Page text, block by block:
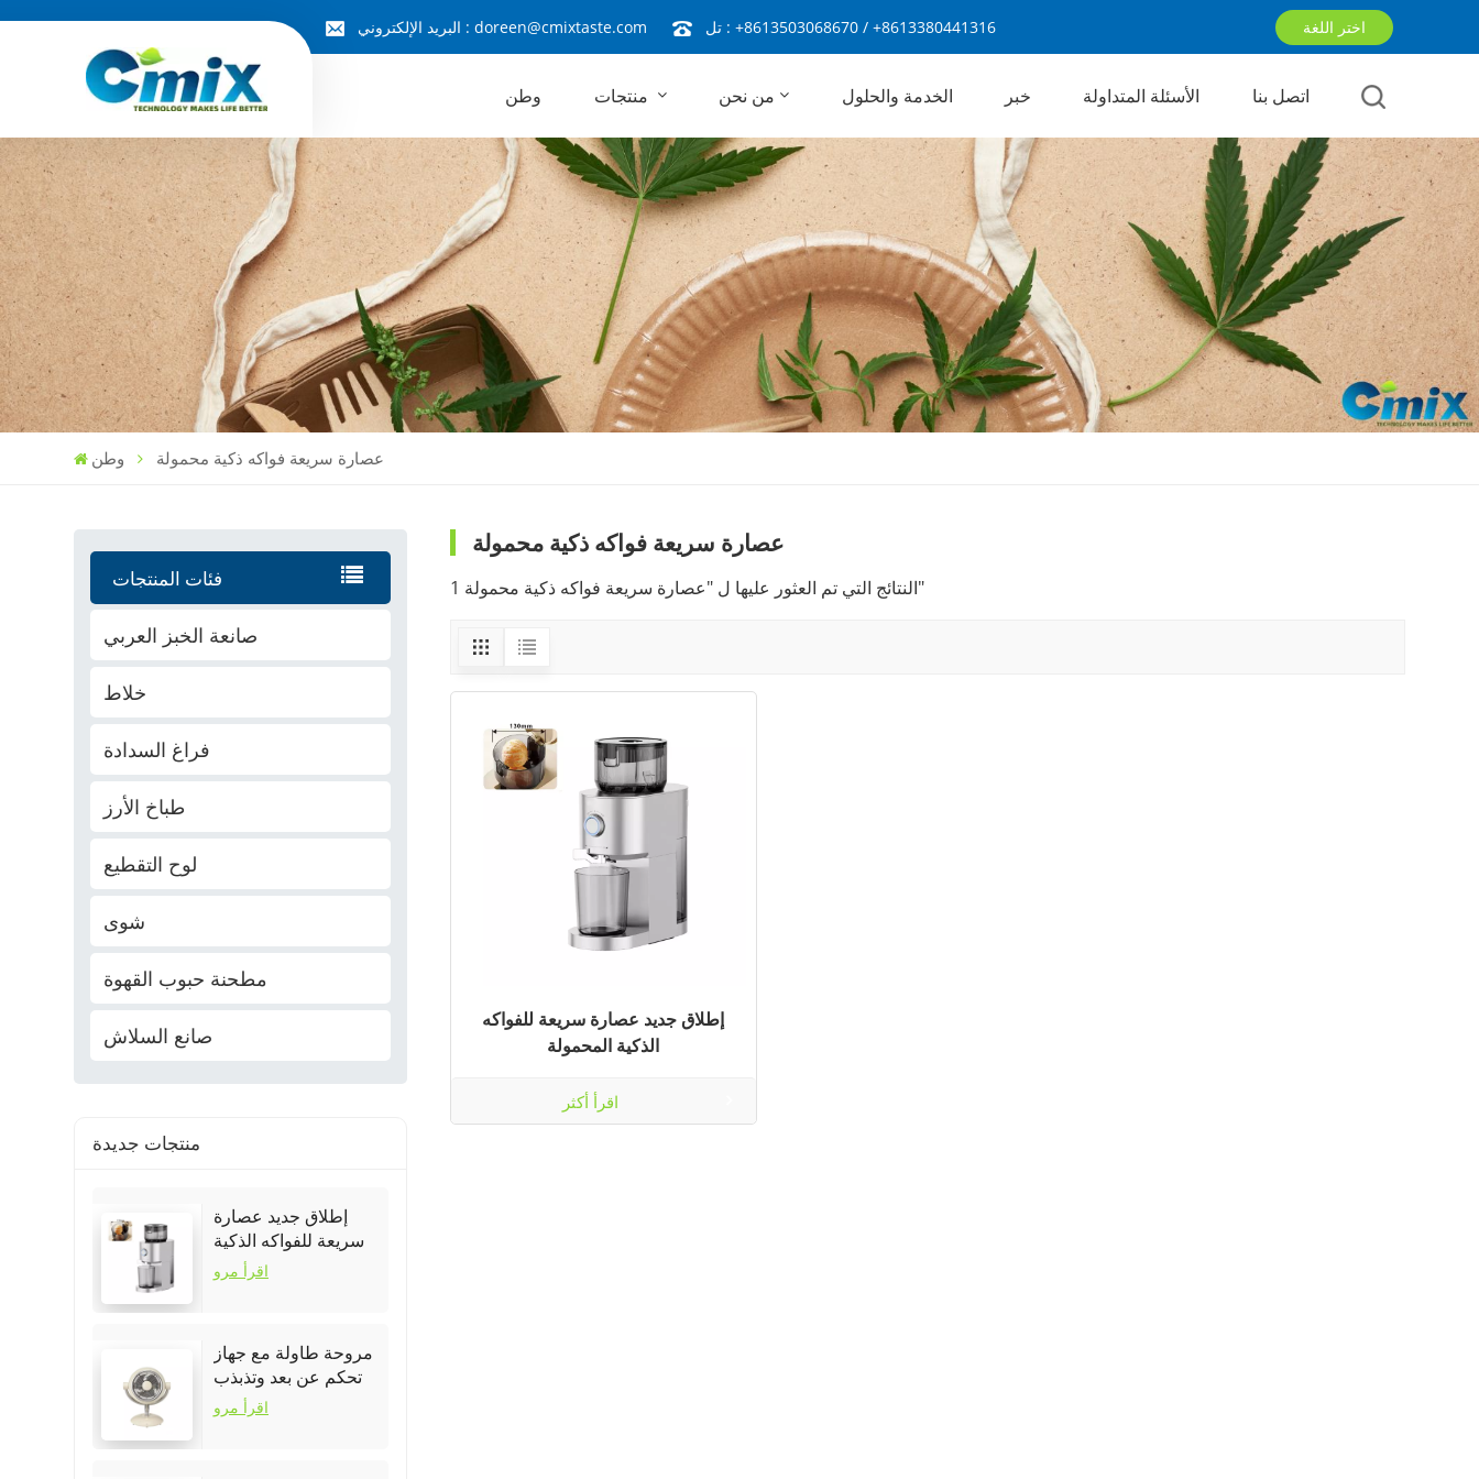
البريد الإلكتروني : doreen@cmixtaste.com تل :+8613503068670 /+8613380441316 اختر اللغة
русский
العربية
وطن من نحن الخدمة والحلول خبر الأسئلة المتداولة اتصل بنا
وطن عصارة سريعة فواكه ذكية محمولة
فئات المنتجات
صانعة الخبز العربي
خلاط
فراغ السدادة
طباخ الأرز
لوح التقطيع
شوى
مطحنة حبوب القهوة
صانع السلاش
منتجات جديدة
إطلاق جديد عصارة
سريعة للفواكه الذكية
المحمولة
اقرأ مرو
مروحة طاولة مع جهاز
تحكم عن بعد وتذبذب
اقرأ مرو
عصارة سريعة فواكه ذكية محمولة
1 النتائج التي تم العثور عليها ل "عصارة سريعة فواكه ذكية محمولة"
إطلاق جديد عصارة سريعة للفواكه
الذكية المحمولة
اقرأ أكثر